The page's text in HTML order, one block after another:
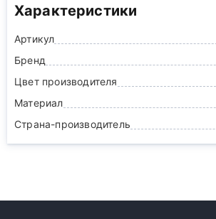
Характеристики
Артикул
Бренд
Цвет производителя
Материал
Страна-производитель